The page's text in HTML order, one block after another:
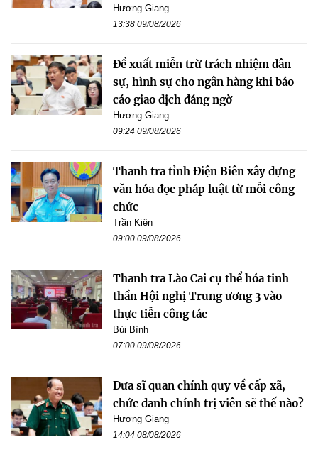
Hương Giang
13:38 09/08/2026
Đề xuất miễn trừ trách nhiệm dân
sự, hình sự cho ngân hàng khi báo
cáo giao dịch đáng ngờ
Hương Giang
09:24 09/08/2026
Thanh tra tỉnh Điện Biên xây dựng
văn hóa đọc pháp luật từ mỗi công
chức
Trần Kiên
09:00 09/08/2026
Thanh tra Lào Cai cụ thể hóa tinh
thần Hội nghị Trung ương 3 vào
thực tiễn công tác
Bùi Bình
07:00 09/08/2026
Đưa sĩ quan chính quy về cấp xã,
chức danh chính trị viên sẽ thế nào?
Hương Giang
14:04 08/08/2026